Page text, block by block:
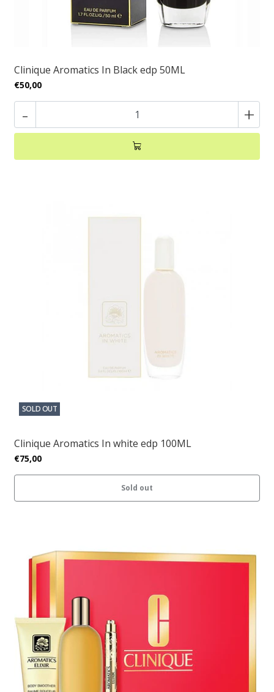
Clinique Aromatics In Black edp 50ML
€50,00
- +
SOLD OUT
Clinique Aromatics In white edp 100ML
€75,00
Sold out